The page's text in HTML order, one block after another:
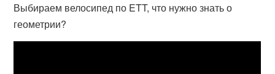
Выбираем велосипед по ETT, что нужно знать о
геометрии?